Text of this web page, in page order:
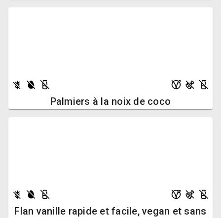
Palmiers à la noix de coco
Flan vanille rapide et facile, vegan et sans